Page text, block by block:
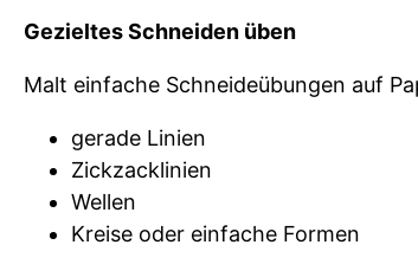
Gezieltes Schneiden üben
Malt einfache Schneideübungen auf
gerade Linien
Zickzacklinien
Wellen
Kreise oder einfache Formen